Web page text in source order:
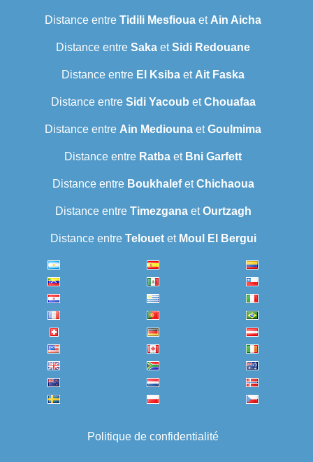
Distance entre Tidili Mesfioua et Ain Aicha
Distance entre Saka etSidi Redouane
Distance entre El Ksiba et Ait Faska
Distance entre Sidi Yacoub etChouafaa
Distance entre Ain Mediouna etGoulmima
Distance entre Ratba et Bni Garfett
Distance entre BoukhalefetChichaoua
Distance entre TimezganaetOurtzagh
Distance entre Telouetet Moul El Bergui
Politique de confidentialité